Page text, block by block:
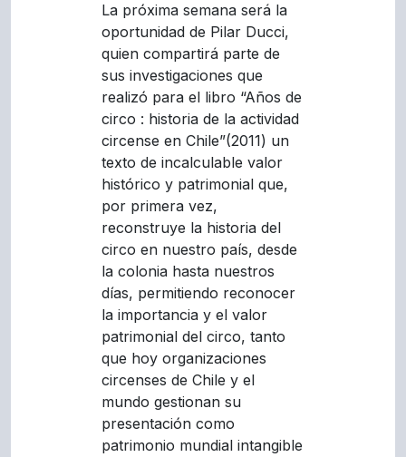
La próxima semana será la
oportunidad de Pilar Ducci,
quien compartirá parte de
sus investigaciones que
realizó para el libro “Años de
circo : historia de la actividad
circense en Chile”(2011) un
texto de incalculable valor
histórico y patrimonial que,
por primera vez,
reconstruye la historia del
circo en nuestro país, desde
la colonia hasta nuestros
días, permitiendo reconocer
la importancia y el valor
patrimonial del circo, tanto
que hoy organizaciones
circenses de Chile y el
mundo gestionan su
presentación como
patrimonio mundial intangible